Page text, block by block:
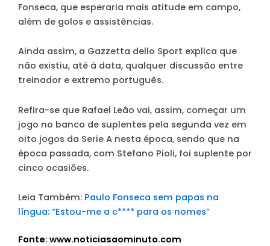
Fonseca, que esperaria mais atitude em campo,
além de golos e assistências.
Ainda assim, a Gazzetta dello Sport explica que
não existiu, até à data, qualquer discussão entre
treinador e extremo português.
Refira-se que Rafael Leão vai, assim, começar um
jogo no banco de suplentes pela segunda vez em
oito jogos da Serie A nesta época, sendo que na
época passada, com Stefano Pioli, foi suplente por
cinco ocasiões.
Leia Também: Paulo Fonseca sem papas na
língua: “Estou-me a c**** para os nomes”
Fonte: www.noticiasaominuto.com